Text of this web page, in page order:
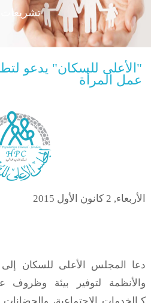
تشريعات
"الأعلى للسكان" يدعو
عمل المرأة
الأربعاء, 2 كانون الأول 2015
دعا المجلس الأعلى للسكان إلى
والأنظمة لتوفير بيئة وظروف